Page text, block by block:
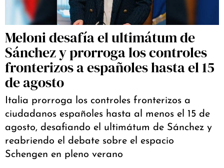
Meloni desafía el ultimátum de
Sánchez y prorroga los controles
fronterizos a españoles hasta el 15
de agosto
Italia prorroga los controles fronterizos a
ciudadanos españoles hasta al menos el 15 de
agosto, desafiando el ultimátum de Sánchez y
reabriendo el debate sobre el espacio
Schengen en pleno verano